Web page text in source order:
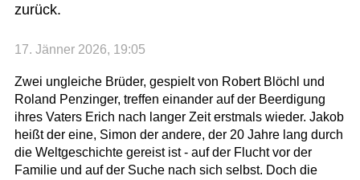
zurück.
17. Jänner 2026, 19:05
Zwei ungleiche Brüder, gespielt von Robert Blöchl und
Roland Penzinger, treffen einander auf der Beerdigung
ihres Vaters Erich nach langer Zeit erstmals wieder. Jakob
heißt der eine, Simon der andere, der 20 Jahre lang durch
die Weltgeschichte gereist ist - auf der Flucht vor der
Familie und auf der Suche nach sich selbst. Doch die